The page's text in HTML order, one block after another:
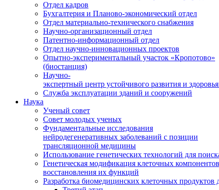
Отдел кадров
Бухгалтерия и Планово-экономический отдел
Отдел материально-технического снабжения
Научно-организационный отдел
Патентно-информационный отдел
Отдел научно-инновационных проектов
Опытно-экспериментальный участок «Кропотово»
(биостанция)
Научно-
экспертный центр устойчивого развития и
Служба эксплуатации зданий и сооружений
Наука
Ученый совет
Совет молодых ученых
Фундаментальные исследования
нейродегенеративных заболеваний с позиции
трансляционной медицины
Использование генетических технологий для
Генетическая модификация клеточных
восстановления их функций
Разработка биомедицинских клеточных продуктов